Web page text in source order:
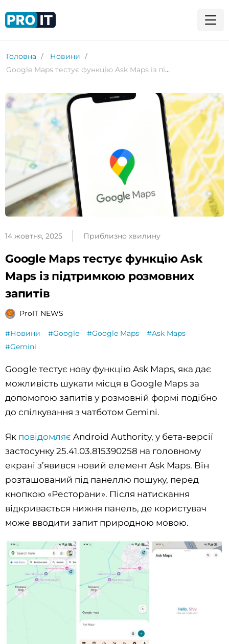
Головна
Новини
Google Maps тестує функцію Ask Maps із підтримкою розмовних запитів
14 жовтня, 2025 Приблизно хвилину
Google Maps тестує функцію Ask
Maps із підтримкою розмовних
запитів
ProIT NEWS
#Новини #Google #Google Maps
#Ask Maps
#Gemini
Google тестує нову функцію Ask Maps, яка дає
можливість шукати місця в Google Maps за
допомогою запитів у розмовній формі подібно
до спілкування з чатботом Gemini.
Як повідомляє Android Authority, у бета-версії
застосунку 25.41.03.815390258 на головному
екрані з’явився новий елемент Ask Maps. Він
розташований під панеллю пошуку, перед
кнопкою «Ресторани». Після натискання
відкривається нижня панель, де користувач
може вводити запит природною мовою.